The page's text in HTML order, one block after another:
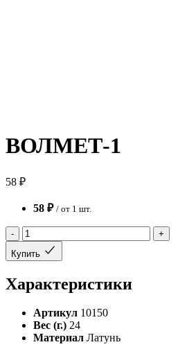
ВОЛМЕТ-1
58 ₽
58 ₽ / от 1 шт.
-
+
Купить
Характеристики
Артикул 10150
Вес (г.) 24
Материал Латунь